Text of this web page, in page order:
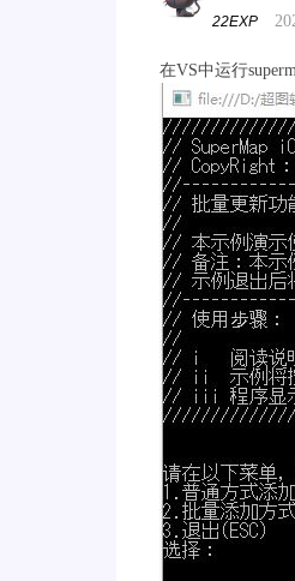
22EXP
在VS中运行